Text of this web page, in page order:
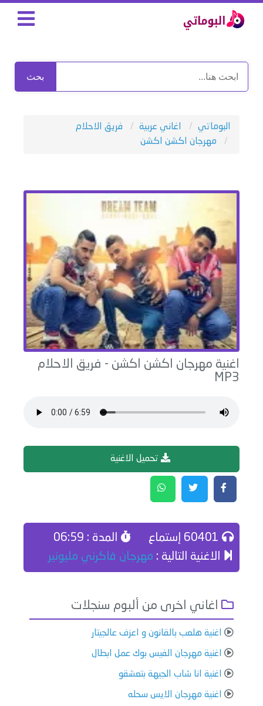
بحث
البوماتي اغاني عربية
فريق الاحلام
مهرجان اكشن اكشن
اغنية مهرجان اكشن اكشن - فريق الاحلام
MP3
تحميل الاغنية
المدة : 06:59
الاغنية التالية : مهرجان فاكرني مليونير
اغاني اخرى من ألبوم سنجلات
اغنية هلعب بالقانون و اعزف عالجيتار
اغنية مهرجان الفيس بوك عمل ابطال
اغنية انا شاب الجيهة بتعشقو
اغنية مهرجان الايس سحله